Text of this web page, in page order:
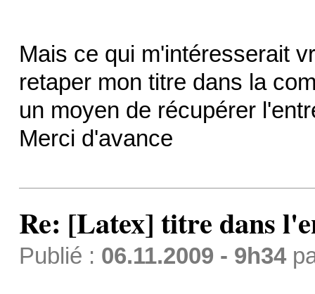
Mais ce qui m'intéresserait
retaper mon titre dans la
un moyen de récupérer
Merci d'avance
Re: [Latex] titre dans
Publié : 06.11.2009 - 9h34